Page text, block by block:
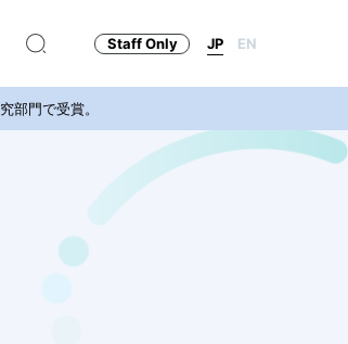
Staff Only JP EN
部門で受賞。